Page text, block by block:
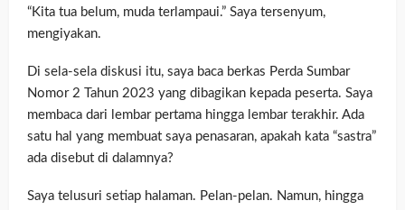
“Kita tua belum, muda terlampaui.” Saya tersenyum,
mengiyakan.
Di sela-sela diskusi itu, saya baca berkas Perda Sumbar
Nomor 2 Tahun 2023 yang dibagikan kepada peserta. Saya
membaca dari lembar pertama hingga lembar terakhir. Ada
satu hal yang membuat saya penasaran, apakah kata “sastra”
ada disebut di dalamnya?
Saya telusuri setiap halaman. Pelan-pelan. Namun, hingga